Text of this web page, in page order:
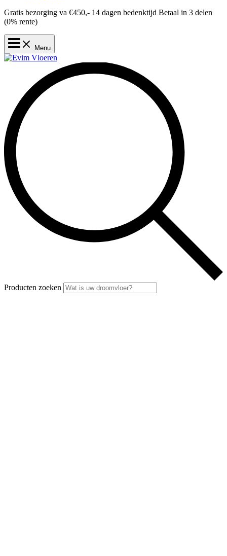
Gratis bezorging va €450,- 14 dagen bedenktijd Betaal in 3 delen
(0% rente)
Menu
Producten zoeken